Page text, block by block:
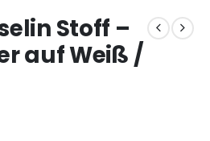
Stoff –
auf Weiß /